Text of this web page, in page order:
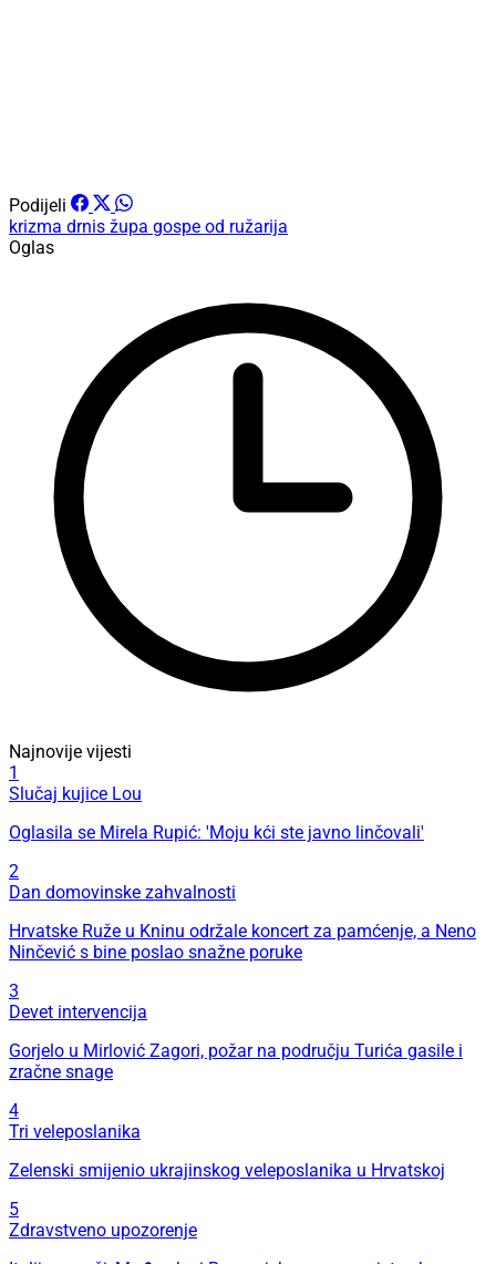
Podijeli
krizma drnis župa gospe od ružarija
Oglas
Najnovije vijesti
1
Slučaj kujice Lou
Oglasila se Mirela Rupić: 'Moju kći ste javno linčovali'
2
Dan domovinske zahvalnosti
Hrvatske Ruže u Kninu održale koncert za pamćenje, a Neno
Ninčević s bine poslao snažne poruke
3
Devet intervencija
Gorjelo u Mirlović Zagori, požar na području Turića gasile i
zračne snage
4
Tri veleposlanika
Zelenski smijenio ukrajinskog veleposlanika u Hrvatskoj
5
Zdravstveno upozorenje